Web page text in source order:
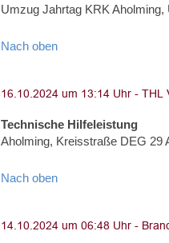
Umzug Jahrtag KRK
Nach oben
Technische Hilfeleistung
Aholming, Kreisstraße DEG 29
Nach oben